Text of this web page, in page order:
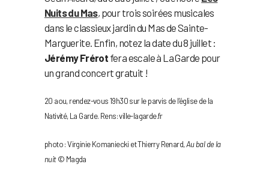
Nuits du Mas, pour trois soirées musicales
dans le classieux jardin du Mas de Sainte-
Marguerite. Enfin, notez la date du 8 juillet :
Jérémy Frérot fera escale à La Garde pour
un grand concert gratuit !
20 aou, rendez-vous 19h30 sur le parvis de l’église de la
Nativité, La Garde. Rens: ville-lagarde.fr
photo : Virginie Komaniecki et Thierry Renard,Au bal de la
nuit© Magda